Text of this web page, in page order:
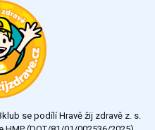
Všechny ankety
se podílí Hravě žij zdravě z. s.